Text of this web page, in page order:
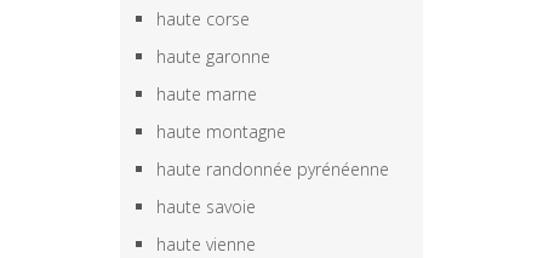
haute corse
haute garonne
haute marne
haute montagne
haute randonnée pyrénéenne
haute savoie
haute vienne